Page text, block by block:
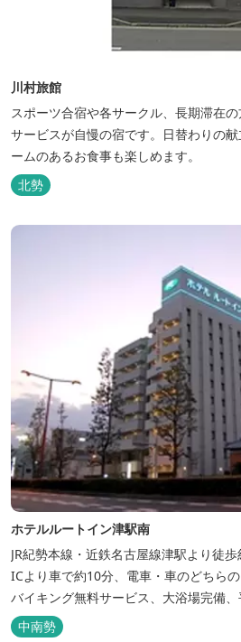
川村旅館
スポーツ合宿や各サークル、長期滞在
サービスが自慢の宿です。日替わりの
ームのあるお食事も楽しめます。
北勢
ホテルルートイン津駅南
JR紀勢本線・近鉄名古屋線津駅より徒
ICより車で約10分、電車・車のどちら
バイキング無料サービス、大浴場完備
場34台、全室Wi-Fi完備。ビジネスにも
中南勢